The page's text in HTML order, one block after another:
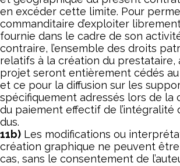
en excéder cette limite. Pour
commanditaire d’exploiter
fournie dans le cadre de son
contraire, l’ensemble des droits
relatifs à la création du prestataire,
projet seront entièrement cédés
et ce pour la diffusion sur les
spécifiquement adressés lors de la
du paiement effectif de l’intégralité
dus.
11b) Les modifications ou
création graphique ne peuvent
cas, sans le consentement de